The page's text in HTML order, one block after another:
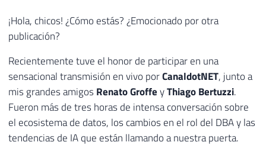
¡Hola, chicos! ¿Cómo estás? ¿Emocionado por otra
publicación?
Recientemente tuve el honor de participar en una
sensacional transmisión en vivo porCanaldotNET, junto a
mis grandes amigos Renato GroffeyThiago Bertuzzi.
Fueron más de tres horas de intensa conversación sobre
el ecosistema de datos, los cambios en el rol del DBA y las
tendencias de IA que están llamando a nuestra puerta.